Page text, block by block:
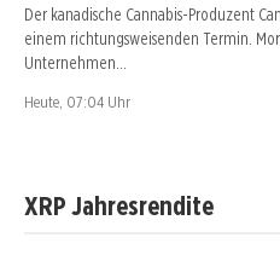
Der kanadische Cannabis-Produzent
einem richtungsweisenden Termin.
Unternehmen…
Heute, 07:04 Uhr
XRP Jahresrendite